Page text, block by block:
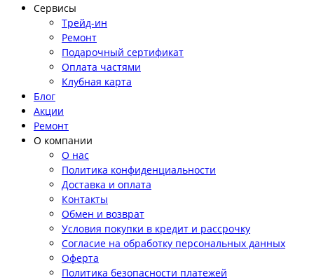
Сервисы
Трейд-ин
Ремонт
Подарочный сертификат
Оплата частями
Клубная карта
Блог
Акции
Ремонт
О компании
О нас
Политика конфиденциальности
Доставка и оплата
Контакты
Обмен и возврат
Условия покупки в кредит и рассрочку
Согласие на обработку персональных данных
Оферта
Политика безопасности платежей